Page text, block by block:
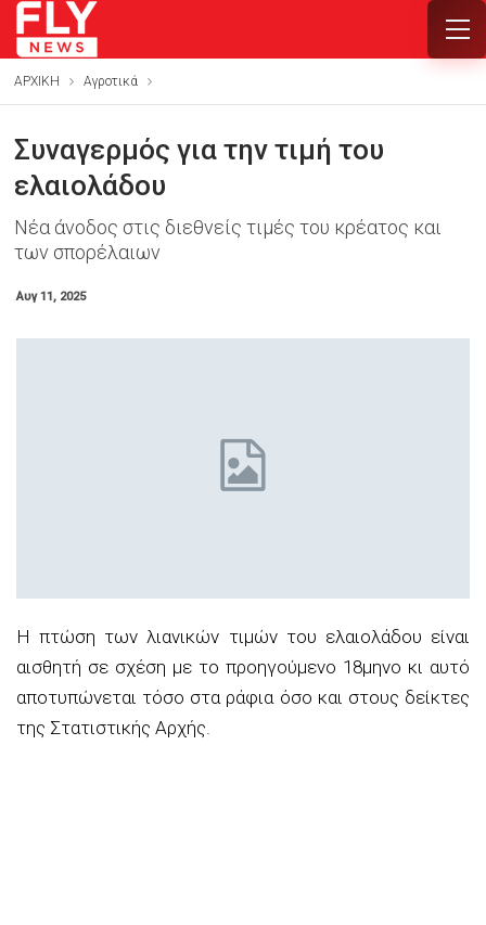
ΑΡΧΙΚΗ Αγροτικά
Συναγερμός για την τιμή του
ελαιολάδου
Νέα άνοδος στις διεθνείς τιμές του κρέατος και
των σπορέλαιων
Αυγ 11, 2025
Η πτώση των λιανικών τιμών του ελαιολάδου είναι
αισθητή σε σχέση με το προηγούμενο 18μηνο κι αυτό
αποτυπώνεται τόσο στα ράφια όσο και στους δείκτες
της Στατιστικής Αρχής.